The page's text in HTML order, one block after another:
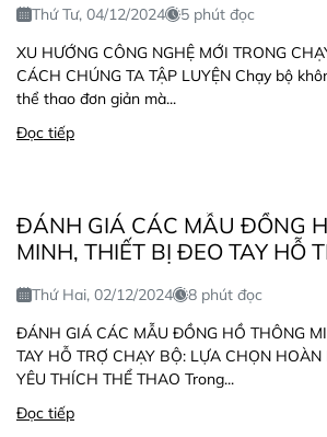
Thứ Tư, 04/12/2024
5 phút đọc
XU HƯỚNG CÔNG NGHỆ MỚI TRONG
CÁCH CHÚNG TA TẬP LUYỆN Chạy bộ
thể thao đơn giản mà...
Đọc tiếp
ĐÁNH GIÁ CÁC MẪU ĐỒNG
MINH, THIẾT BỊ ĐEO TAY HỖ
THÍCH THỂ THAO
Thứ Hai, 02/12/2024
8 phút đọc
ĐÁNH GIÁ CÁC MẪU ĐỒNG HỒ THÔNG
TAY HỖ TRỢ CHẠY BỘ: LỰA CHỌN
YÊU THÍCH THỂ THAO Trong...
Đọc tiếp